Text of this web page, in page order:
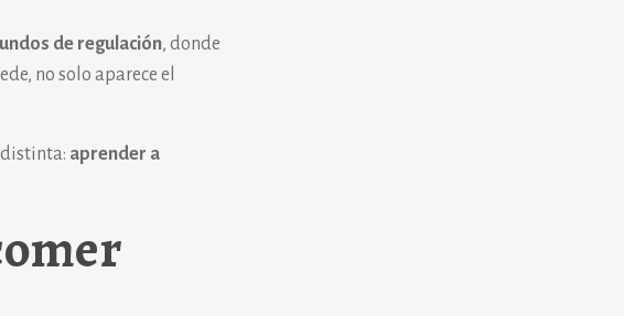
de regulación, donde
no solo aparece el
aprender a